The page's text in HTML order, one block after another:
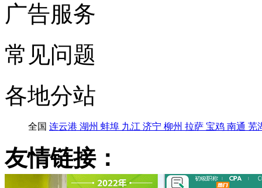
广告服务
常见问题
各地分站
全国 连云港 湖州 蚌埠 九江 济宁 柳州 拉萨 宝鸡 南通 芜
友情链接：